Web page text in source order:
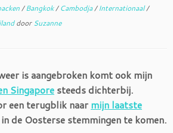
/Bangkok/Cambodja/Internationaal/
doorSuzanne
is aangebroken komt ook mijn
Singapore steeds dichterbij.
een terugblik naar mijn laatste
de Oosterse stemmingen te komen.